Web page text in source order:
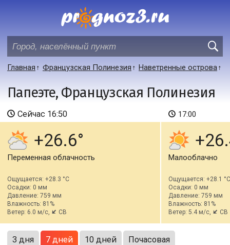
Главная Французская Полинезия Наветренные острова
Папеэте, Французская Полинезия
Сейчас 16:50
+26.6
Переменная облачность
Ощущается: +28.3 °C
Осадки: 0 мм
Давление: 759 мм
Влажность: 81%
Ветер: 6.0 м/с,
СВ
17:00
Малооблачно
Ощущается: +28.1 °C
Осадки: 0 мм
Давление: 759 мм
Влажность: 81%
Ветер: 5.4 м/с,
СВ
3 дня 7 дней 10 дней Почасовая